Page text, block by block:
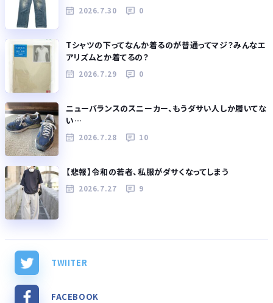
2026.7.30 0
Tシャツの下ってなんか着るのが普通ってマジ？みんなエ
アリズムとか着てるの？
2026.7.29 0
ニューバランスのスニーカー、もうダサい人しか履いてな
い…
2026.7.28 10
【悲報】令和の若者、私服がダサくなってしまう
2026.7.27 9
TWIITER
FACEBOOK